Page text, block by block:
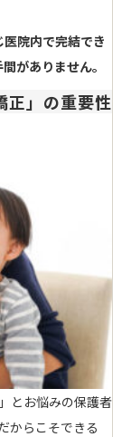
医院内で完結でき
がありません。
正」の重要性
とお悩みの保護者
からこそできる